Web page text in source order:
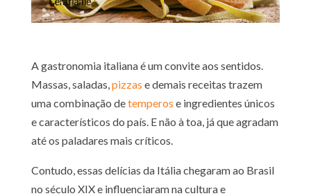
A gastronomia italiana é um convite aos sentidos.
Massas, saladas,pizzas e demais receitas trazem
uma combinação detemperos e ingredientes únicos
e característicos do país. E não à toa, já que agradam
até os paladares mais críticos.
Contudo, essas delícias da Itália chegaram ao Brasil
no século XIX e influenciaram na cultura e